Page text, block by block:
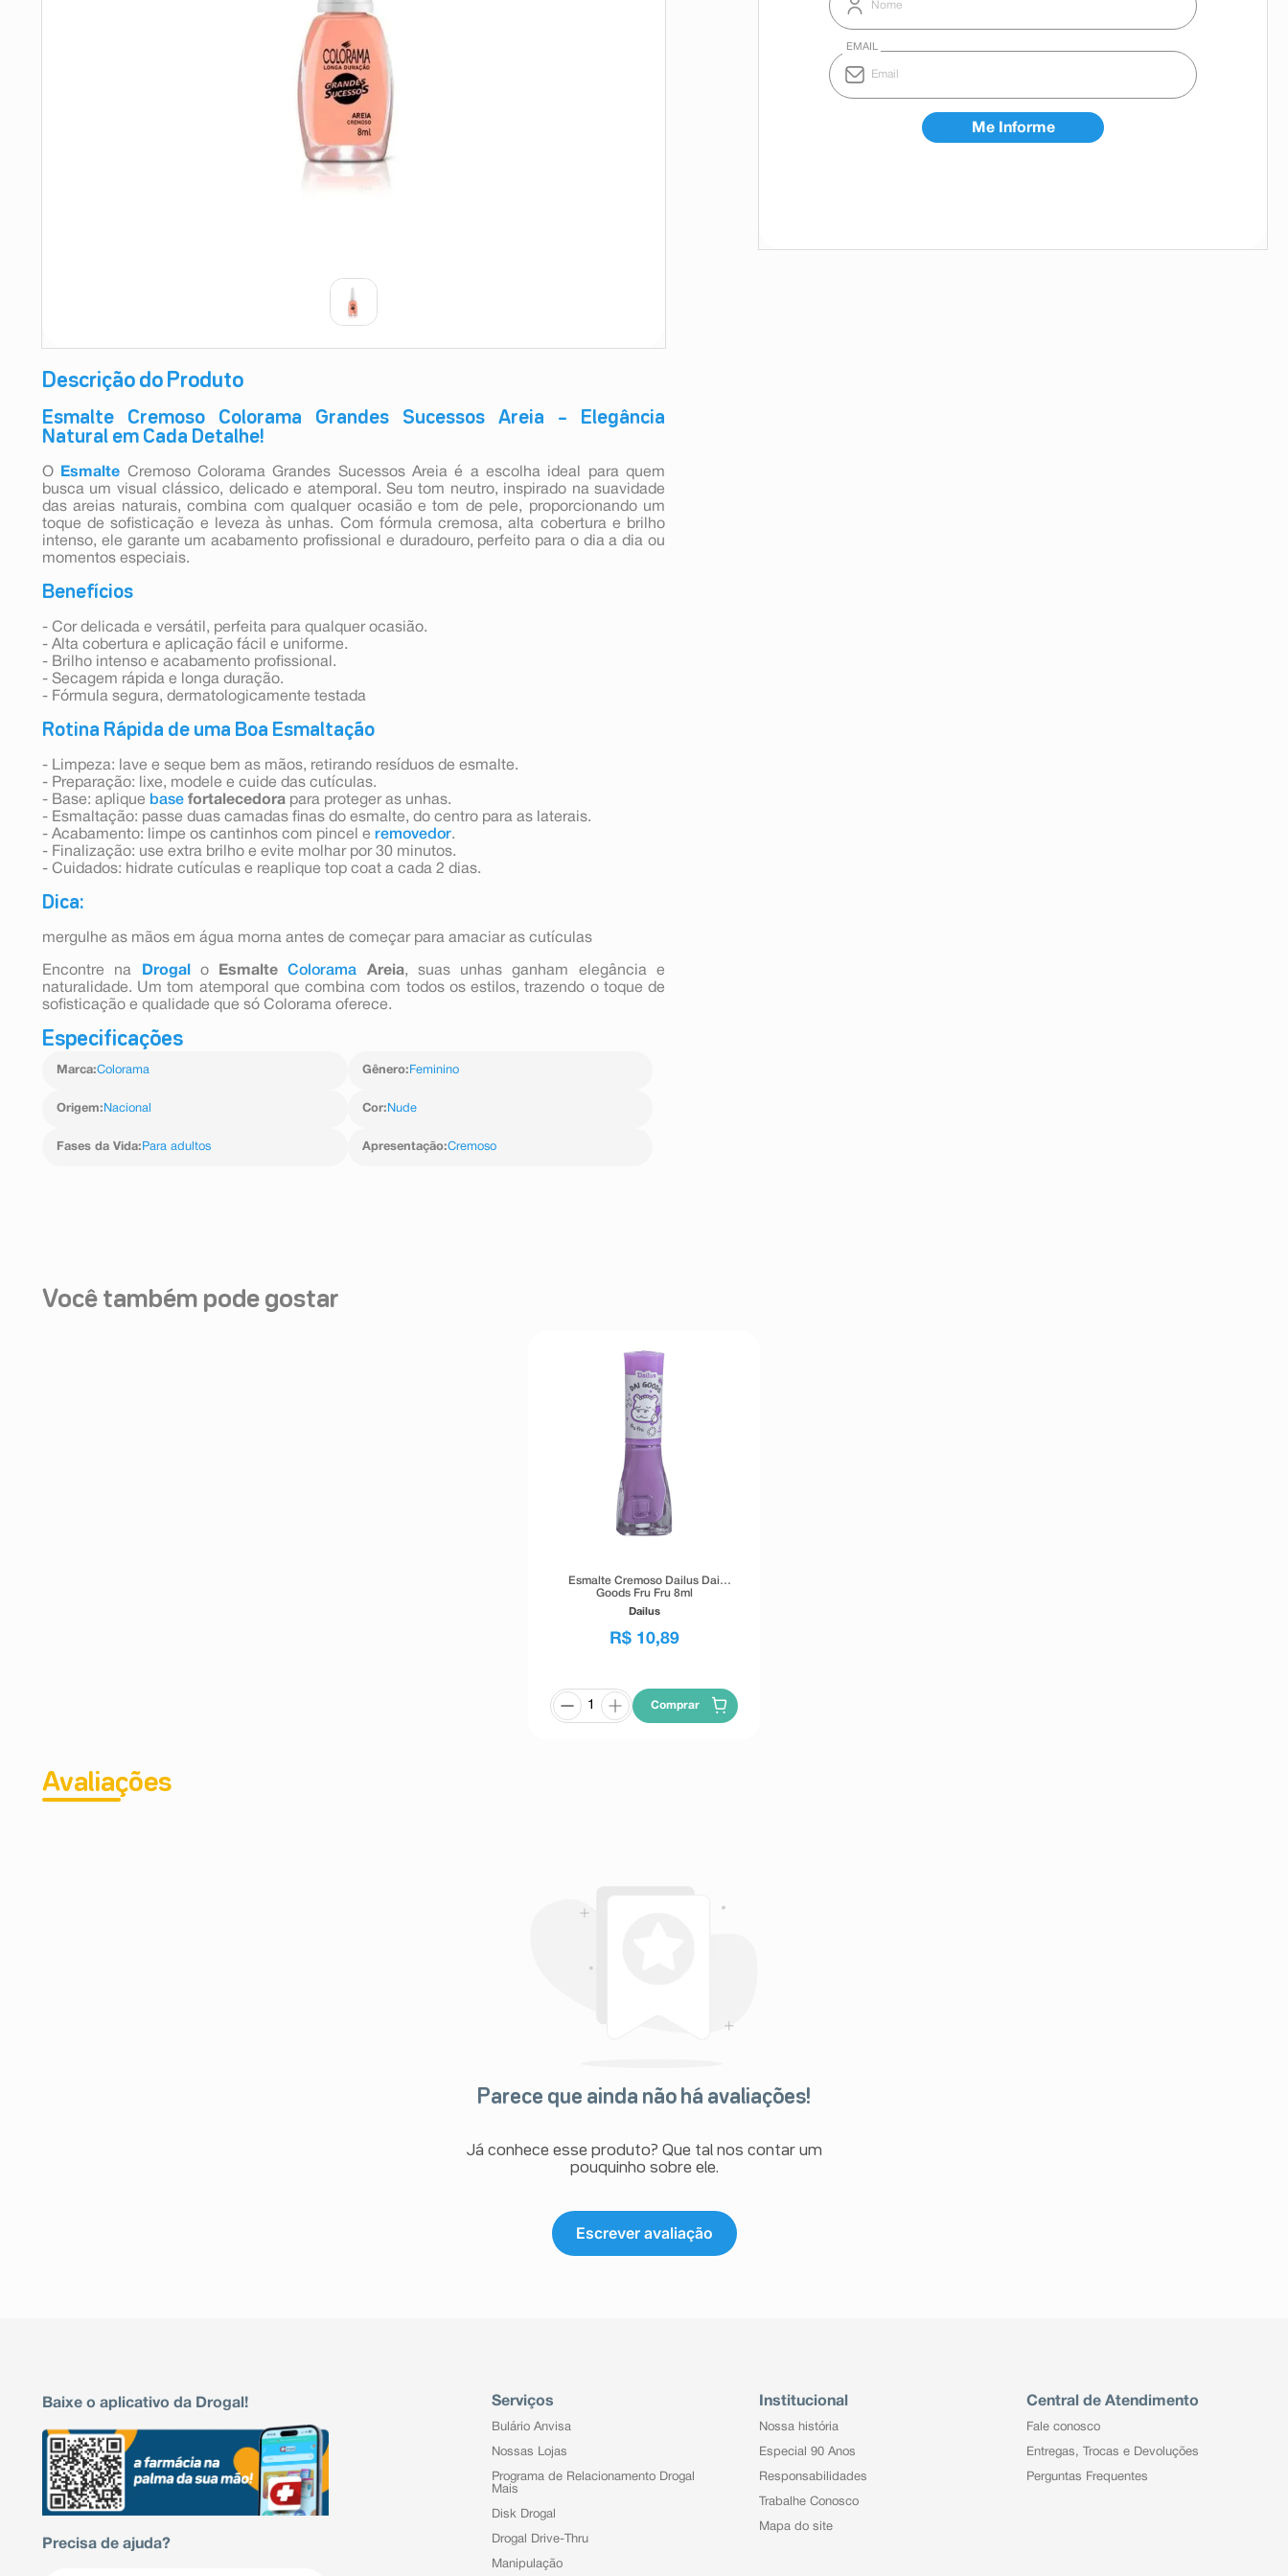
Descrição do Produto
Esmalte Cremoso Colorama Grandes Sucessos Areia – Elegância
Natural em Cada Detalhe!
O Esmalte Cremoso Colorama Grandes Sucessos Areia é a escolha ideal para quem
busca um visual clássico, delicado e atemporal. Seu tom neutro, inspirado na suavidade
das areias naturais, combina com qualquer ocasião e tom de pele, proporcionando um
toque de sofisticação e leveza às unhas. Com fórmula cremosa, alta cobertura e brilho
intenso, ele garante um acabamento profissional e duradouro, perfeito para o dia a dia ou
momentos especiais.
Benefícios
- Cor delicada e versátil, perfeita para qualquer ocasião.
- Alta cobertura e aplicação fácil e uniforme.
- Brilho intenso e acabamento profissional.
- Secagem rápida e longa duração.
- Fórmula segura, dermatologicamente testada
Rotina Rápida de uma Boa Esmaltação
- Limpeza: lave e seque bem as mãos, retirando resíduos de esmalte.
- Preparação: lixe, modele e cuide das cutículas.
- Base: aplique base fortalecedora para proteger as unhas.
- Esmaltação: passe duas camadas finas do esmalte, do centro para as laterais.
- Acabamento: limpe os cantinhos com pincel e removedor.
- Finalização: use extra brilho e evite molhar por 30 minutos.
- Cuidados: hidrate cutículas e reaplique top coat a cada 2 dias.
Dica:
mergulhe as mãos em água morna antes de começar para amaciar as cutículas
Encontre na Drogal o EsmalteColorama Areia, suas unhas ganham elegância e
naturalidade. Um tom atemporal que combina com todos os estilos, trazendo o toque de
sofisticação e qualidade que só Colorama oferece.
Especificações
Marca:Colorama Gênero: Feminino
Origem: Nacional Cor: Nude
Fases da Vida: Para adultos Apresentação:Cremoso
Você também pode gostar
Esmalte Cremoso Dailus Dai
Goods Fru Fru 8ml
Dailus
R$ 10,89
Comprar
Avaliações
Parece que ainda não há avaliações!
Já conhece esse produto? Que tal nos contar um
pouquinho sobre ele.
Escrever avaliação
Baixe o aplicativo da Drogal!
Precisa de ajuda?
Serviços
Bulário Anvisa
Nossas Lojas
Programa de Relacionamento Drogal
Mais
Disk Drogal
Drogal Drive-Thru
Manipulação
Institucional
Nossa história
Especial 90 Anos
Responsabilidades
Trabalhe Conosco
Mapa do site
Central de Atendimento
Fale conosco
Entregas, Trocas e Devoluções
Perguntas Frequentes
absorvente
shampoo